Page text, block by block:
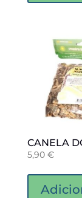
CANELA
5,90 €